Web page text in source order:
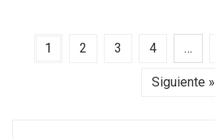
1 2 3 4 …
Siguiente »